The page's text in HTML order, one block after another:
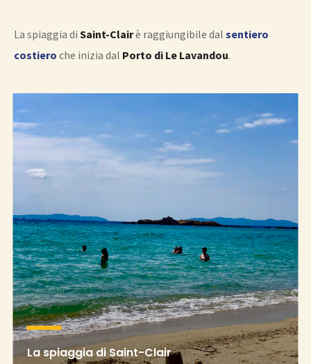
La spiaggia di Saint-Clairè raggiungibile dal sentiero
costiero che inizia dal Porto di Le Lavandou.
La spiaggia di Saint-Clair